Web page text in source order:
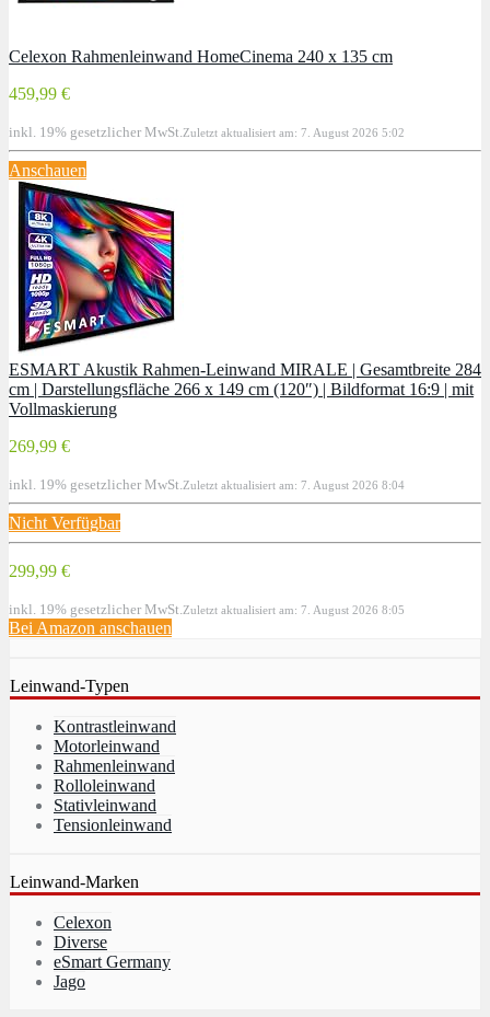
Celexon Rahmenleinwand HomeCinema 240 x 135 cm
459,99 €
inkl. 19% gesetzlicher MwSt. Zuletzt aktualisiert am: 7. August 2026 5:02
Anschauen
ESMART Akustik Rahmen-Leinwand MIRALE | Gesamtbreite 284
cm | Darstellungsfläche 266 x 149 cm (120″) | Bildformat 16:9 | mit
Vollmaskierung
269,99 €
inkl. 19% gesetzlicher MwSt. Zuletzt aktualisiert am: 7. August 2026 8:04
Nicht Verfügbar
299,99 €
inkl. 19% gesetzlicher MwSt. Zuletzt aktualisiert am: 7. August 2026 8:05
Bei Amazon anschauen
Leinwand-Typen
Kontrastleinwand
Motorleinwand
Rahmenleinwand
Rolloleinwand
Stativleinwand
Tensionleinwand
Leinwand-Marken
Celexon
Diverse
eSmart Germany
Jago